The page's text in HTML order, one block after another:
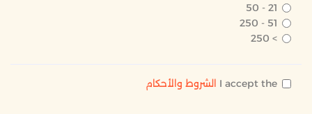
21 - 50
51 - 250
> 250
I accept the الشروط والأحكام